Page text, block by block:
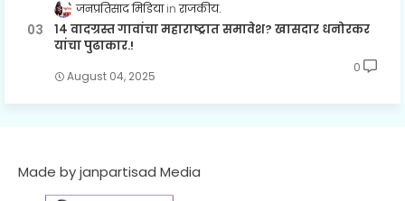
जनप्रतिसाद मिडिया राजकीय.
१४ वादग्रस्त गावांचा महाराष्ट्रात समावेश? खासदार धनोरकर
यांचा पुढाकार.!
August 04, 2025
0
Made by janpartisad Media